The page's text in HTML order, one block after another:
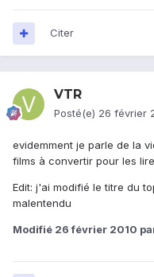
Citer
VTR
Posté(e) 26 février
evidemment je parle de la
films à convertir pour les
Edit: j'ai modifié le titre du
malentendu
Modifié 26 février 2010